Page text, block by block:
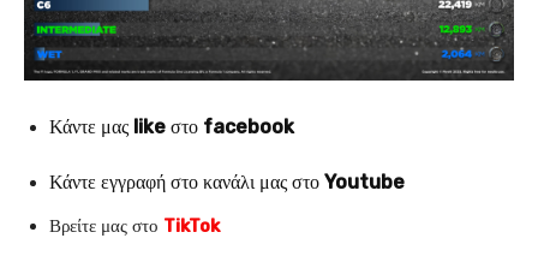
Κάντε μας like στο facebook
Κάντε εγγραφή στο κανάλι μας στο Youtube
Βρείτε μας στο TikTok